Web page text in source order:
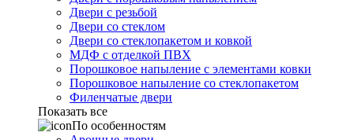
Двери с резьбой
Двери со стеклом
Двери со стеклопакетом и ковкой
МДФ с отделкой ПВХ
Порошковое напыление с элементами ковки
Порошковое напыление со стеклопакетом
Филенчатые двери
Показать все
По особенностям